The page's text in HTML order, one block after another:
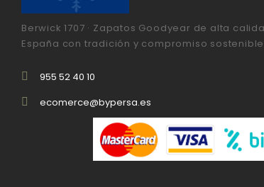
Berwick 1707 · Zapatos Goodyear de alta
España con tradición y compromiso
955 52 40 10
ecomerce@bypersa.es